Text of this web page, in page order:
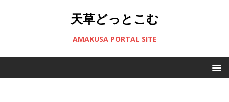
天草どっとこむ
AMAKUSA PORTAL SITE